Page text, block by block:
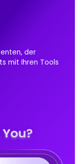
der
mit Ihren Tools